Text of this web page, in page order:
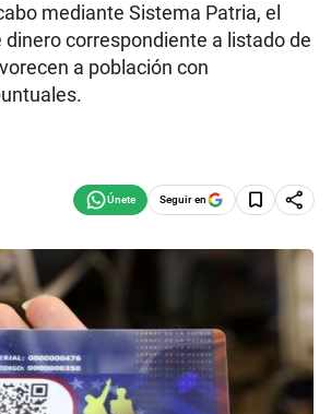
mediante Sistema Patria, el
correspondiente a listado de
a población con
Seguir en